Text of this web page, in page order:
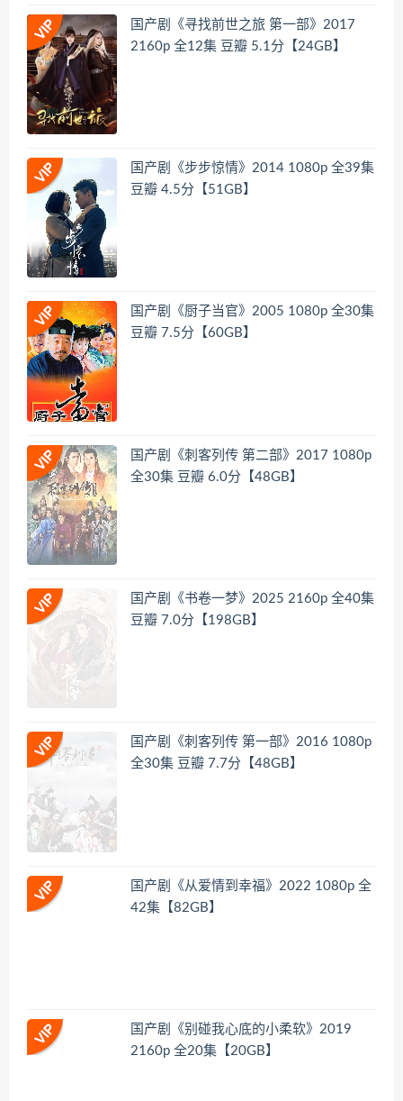
国产剧《寻找前世之旅 第一部》2017
2160p 全12集 豆瓣 5.1分【24GB】
国产剧《步步惊情》2014 1080p 全39集
豆瓣 4.5分【51GB】
国产剧《厨子当官》2005 1080p 全30集
豆瓣 7.5分【60GB】
国产剧《刺客列传 第二部》2017 1080p
全30集 豆瓣 6.0分【48GB】
国产剧《书卷一梦》2025 2160p 全40集
豆瓣 7.0分【198GB】
国产剧《刺客列传 第一部》2016 1080p
全30集 豆瓣 7.7分【48GB】
国产剧《从爱情到幸福》2022 1080p 全
42集【82GB】
国产剧《别碰我心底的小柔软》2019
2160p 全20集【20GB】